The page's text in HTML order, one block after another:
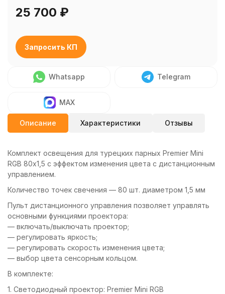
25 700 ₽
Запросить КП
Whatsapp Telegram
MAX
Описание Характеристики Отзывы
Комплект освещения для турецких парных Premier Mini
RGB 80х1,5 с эффектом изменения цвета с дистанционным
управлением.
Количество точек свечения — 80 шт. диаметром 1,5 мм
Пульт дистанционного управления позволяет управлять
основными функциями проектора:
— включать/выключать проектор;
— регулировать яркость;
— регулировать скорость изменения цвета;
— выбор цвета сенсорным кольцом.
В комплекте:
1. Светодиодный проектор: Premier Mini RGB